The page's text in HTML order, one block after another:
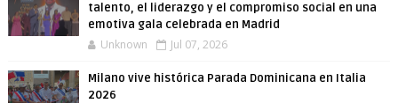
talento, el liderazgo y el compromiso social en una
emotiva gala celebrada en Madrid
Unknown Jul 07, 2026
Milano vive histórica Parada Dominicana en Italia
2026